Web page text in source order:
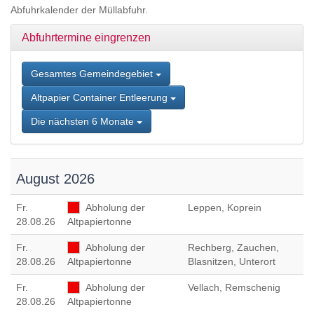
springen,
Kontaktseite
springen,
Accesskey
Zur
Sitemap
springen,
Accesskey
Abfuhrkalender der Müllabfuhr.
Abfuhrtermine eingrenzen
Gesamtes Gemeindegebiet
Altpapier Container Entleerung
Die nächsten 6 Monate
August 2026
Fr.
28.08.26
Abholung der
Altpapiertonne
Leppen, Koprein
Fr.
28.08.26
Abholung der
Altpapiertonne
Rechberg, Zauchen,
Blasnitzen, Unterort
Fr.
28.08.26
Abholung der
Altpapiertonne
Vellach, Remschenig